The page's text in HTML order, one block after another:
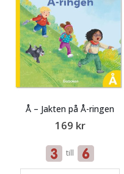
Å – Jakten på Å-ringen
169 kr
till